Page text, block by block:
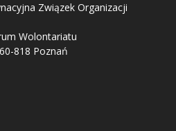
Związek Organizacji
Wolontariatu
818 Poznań